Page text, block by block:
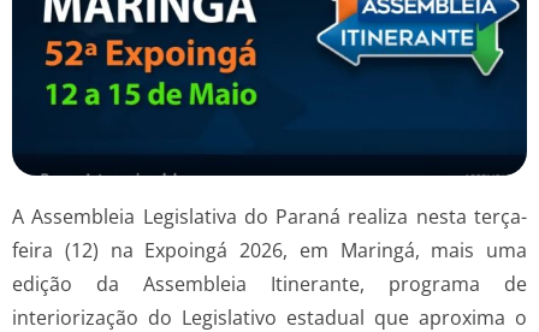
A Assembleia Legislativa do Paraná realiza nesta terça-
feira (12) na Expoingá 2026, em Maringá, mais uma
edição da Assembleia Itinerante, programa de
interiorização do Legislativo estadual que aproxima o